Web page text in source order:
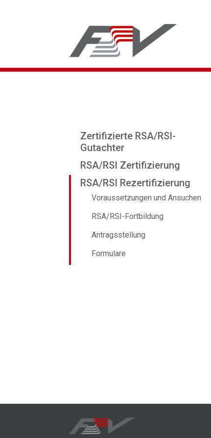
Zertifizierte RSA/RSI-
Gutachter
RSA/RSI Zertifizierung
RSA/RSI Rezertifizierung
Voraussetzungen und Ansuchen
RSA/RSI-Fortbildung
Antragsstellung
Formulare